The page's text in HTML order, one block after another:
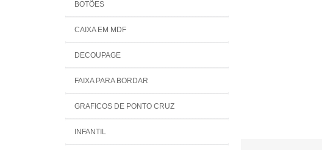
BOTÕES
CAIXA EM MDF
DECOUPAGE
FAIXA PARA BORDAR
GRAFICOS DE PONTO CRUZ
INFANTIL